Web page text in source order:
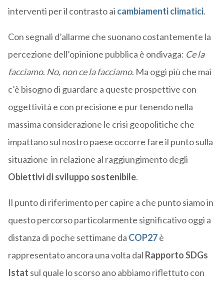
interventi per il contrasto ai cambiamenti climatici.
Con segnali d’allarme che suonano costantemente la
percezione dell’opinione pubblica è ondivaga: Ce la
facciamo. No, non ce la facciamo. Ma oggi più che mai
c’è bisogno di guardare a queste prospettive con
oggettività e con precisione e pur tenendo nella
massima considerazione le crisi geopolitiche che
impattano sul nostro paese occorre fare il punto sulla
situazione in relazione al raggiungimento degli
Obiettivi di sviluppo sostenibile.
Il punto di riferimento per capire a che punto siamo in
questo percorso particolarmente significativo oggi a
distanza di poche settimane da COP27è
rappresentato ancora una volta dal Rapporto SDGs
Istat sul quale lo scorso ano abbiamo riflettuto con